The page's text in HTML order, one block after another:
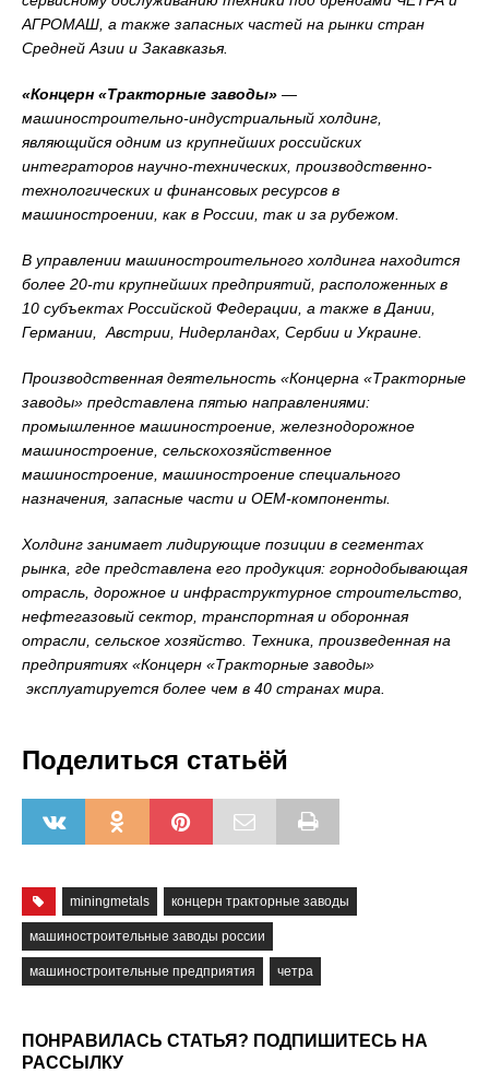
АГРОМАШ, а также запасных частей на рынки стран
Средней Азии и Закавказья.
«Концерн «Тракторные заводы» —
машиностроительно-индустриальный холдинг,
являющийся одним из крупнейших российских
интеграторов научно-технических, производственно-
технологических и финансовых ресурсов в
машиностроении, как в России, так и за рубежом.
В управлении машиностроительного холдинга находится
более 20-ти крупнейших предприятий, расположенных в
10 субъектах Российской Федерации, а также в Дании,
Германии, Австрии, Нидерландах, Сербии и Украине.
Производственная деятельность «Концерна «Тракторные
заводы» представлена пятью направлениями:
промышленное машиностроение, железнодорожное
машиностроение, сельскохозяйственное
машиностроение, машиностроение специального
назначения, запасные части и ОЕМ-компоненты.
Холдинг занимает лидирующие позиции в сегментах
рынка, где представлена его продукция: горнодобывающая
отрасль, дорожное и инфраструктурное строительство,
нефтегазовый сектор, транспортная и оборонная
отрасли, сельское хозяйство. Техника, произведенная на
предприятиях «Концерн «Тракторные заводы»
эксплуатируется более чем в 40 странах мира.
Поделиться статьёй
miningmetals концерн тракторные заводы
машиностроительные заводы россии
машиностроительные предприятия четра
ПОНРАВИЛАСЬ СТАТЬЯ? ПОДПИШИТЕСЬ НА
РАССЫЛКУ